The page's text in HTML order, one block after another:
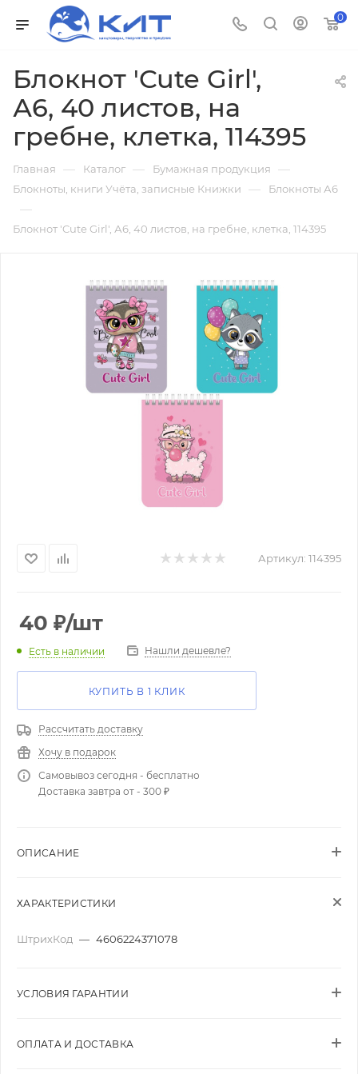
0
Блокнот 'Cute Girl',
А6, 40 листов, на
гребне, клетка, 114395
Главная — Каталог — Бумажная продукция —
Блокноты, книги Учёта, записные Книжки — Блокноты А6
—
Блокнот 'Cute Girl', А6, 40 листов, на гребне, клетка, 114395
Артикул: 114395
40 ₽/шт
Есть в наличии Нашли дешевле?
КУПИТЬ В 1 КЛИК
Рассчитать доставку
Хочу в подарок
Самовывоз сегодня - бесплатно
Доставка завтра от - 300 ₽
ОПИСАНИЕ
ХАРАКТЕРИСТИКИ
ШтрихКод — 4606224371078
УСЛОВИЯ ГАРАНТИИ
ОПЛАТА И ДОСТАВКА